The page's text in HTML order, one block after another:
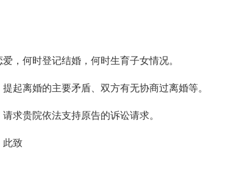
，何时登记结婚，何时生育子女情况。
起离婚的主要矛盾、双方有无协商过离婚等。
求贵院依法支持原告的诉讼请求。
此致